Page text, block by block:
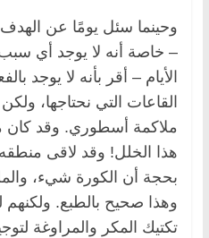
وحينما سئل يومًا عن الهدف
– خاصة أنه لا يوجد أي سبب
الأيام – أقر بأنه لا يوجد
القاعات التي نحتاجها،
ملاكمة أسطوري. وقد كان
هذا الخلل! وقد لاقى
بحجة أن الكورة شيء،
وهذا صحيح بالطبع. ولكنهم
تكتيك المكر والمراوغة